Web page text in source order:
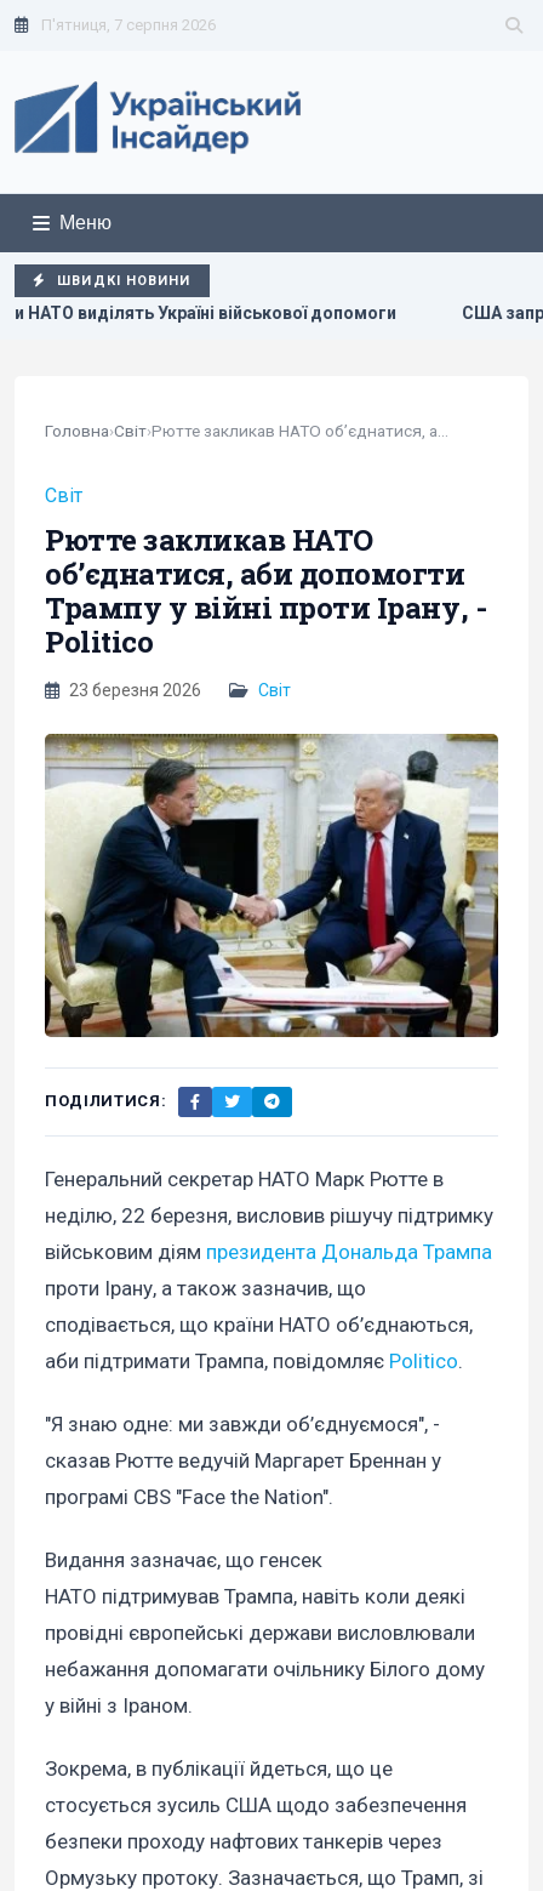
П'ятниця, 7 серпня 2026
Меню
ШВИДКІ НОВИНИ
допомоги США запровадили нові санкції
Головна›Світ›
Світ
Рютте закликав НАТО
об’єднатися, аби допомогти
Трампу у війні проти Ірану, -
Politico
23 березня 2026 Світ
ПОДІЛИТИСЯ:
Генеральний секретар НАТО Марк Рютте в
неділю, 22 березня, висловив рішучу підтримку
військовим діям президента Дональда Трампа
проти Ірану, а також зазначив, що
сподівається, що країни НАТО об’єднаються,
аби підтримати Трампа, повідомляє Politico.
"Я знаю одне: ми завжди об’єднуємося", -
сказав Рютте ведучій Маргарет Бреннан у
програмі CBS "Face the Nation".
Видання зазначає, що генсек
НАТО підтримував Трампа, навіть коли деякі
провідні європейські держави висловлювали
небажання допомагати очільнику Білого дому
у війні з Іраном.
Зокрема, в публікації йдеться, що це
стосується зусиль США щодо забезпечення
безпеки проходу нафтових танкерів через
Ормузьку протоку. Зазначається, що Трамп, зі